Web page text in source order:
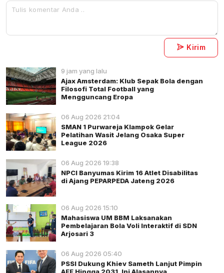
Kirim
9 jam yang lalu
Ajax Amsterdam: Klub Sepak Bola dengan
Filosofi Total Football yang
Mengguncang Eropa
06 Aug 2026 21:04
SMAN 1 Purwareja Klampok Gelar
Pelatihan Wasit Jelang Osaka Super
League 2026
06 Aug 2026 19:38
NPCI Banyumas Kirim 16 Atlet Disabilitas
di Ajang PEPARPEDA Jateng 2026
06 Aug 2026 15:10
Mahasiswa UM BBM Laksanakan
Pembelajaran Bola Voli Interaktif di SDN
Arjosari 3
06 Aug 2026 05:40
PSSI Dukung Khiev Sameth Lanjut Pimpin